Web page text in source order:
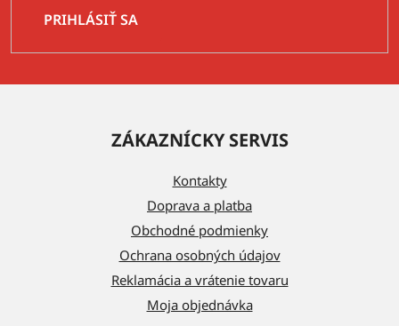
PRIHLÁSIŤ SA
ZÁKAZNÍCKY SERVIS
Kontakty
Doprava a platba
Obchodné podmienky
Ochrana osobných údajov
Reklamácia a vrátenie tovaru
Moja objednávka